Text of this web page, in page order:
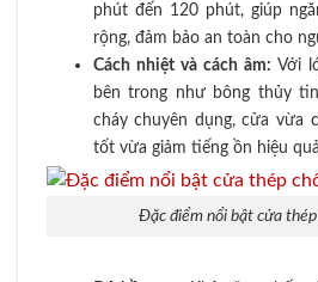
phút đến 120 phút, giúp
rộng, đảm bảo an toàn cho
Cách nhiệt và cách âm: Với
bên trong như bông thủy
cháy chuyên dụng, cửa vừa
tốt vừa giảm tiếng ồn hiệu
Đặc điểm nổi bật cửa